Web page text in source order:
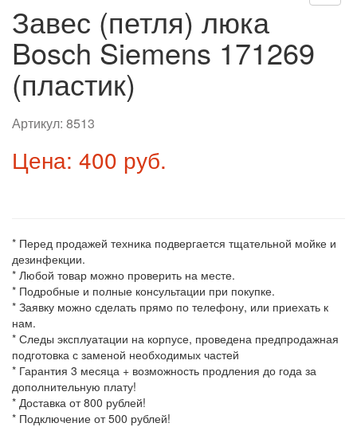
Завес (петля) люка
Bosch Siemens 171269
(пластик)
Артикул: 8513
Цена: 400 руб.
* Перед продажей техника подвергается тщательной мойке и
дезинфекции.
* Любой товар можно проверить на месте.
* Подробные и полные консультации при покупке.
* Заявку можно сделать прямо по телефону, или приехать к
нам.
* Следы эксплуатации на корпусе, проведена предпродажная
подготовка с заменой необходимых частей
* Гарантия 3 месяца + возможность продления до года за
дополнительную плату!
* Доставка от 800 рублей!
* Подключение от 500 рублей!